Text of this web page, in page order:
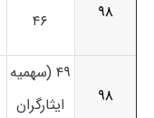
۹۸ ۴۶
۹۸
۴۹ (سهمیه
ایثارگران